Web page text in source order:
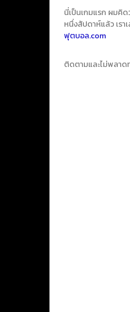
นี่เป็นเกมแรก ผมคิด
หนึ่งสัปดาห์แล้ว เร
ฟุตบอล.com
ติดตามและไม่พลาด